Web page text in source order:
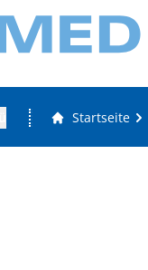
Startseite